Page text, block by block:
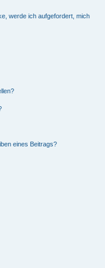
werde ich aufgefordert, mich
eines Beitrags?